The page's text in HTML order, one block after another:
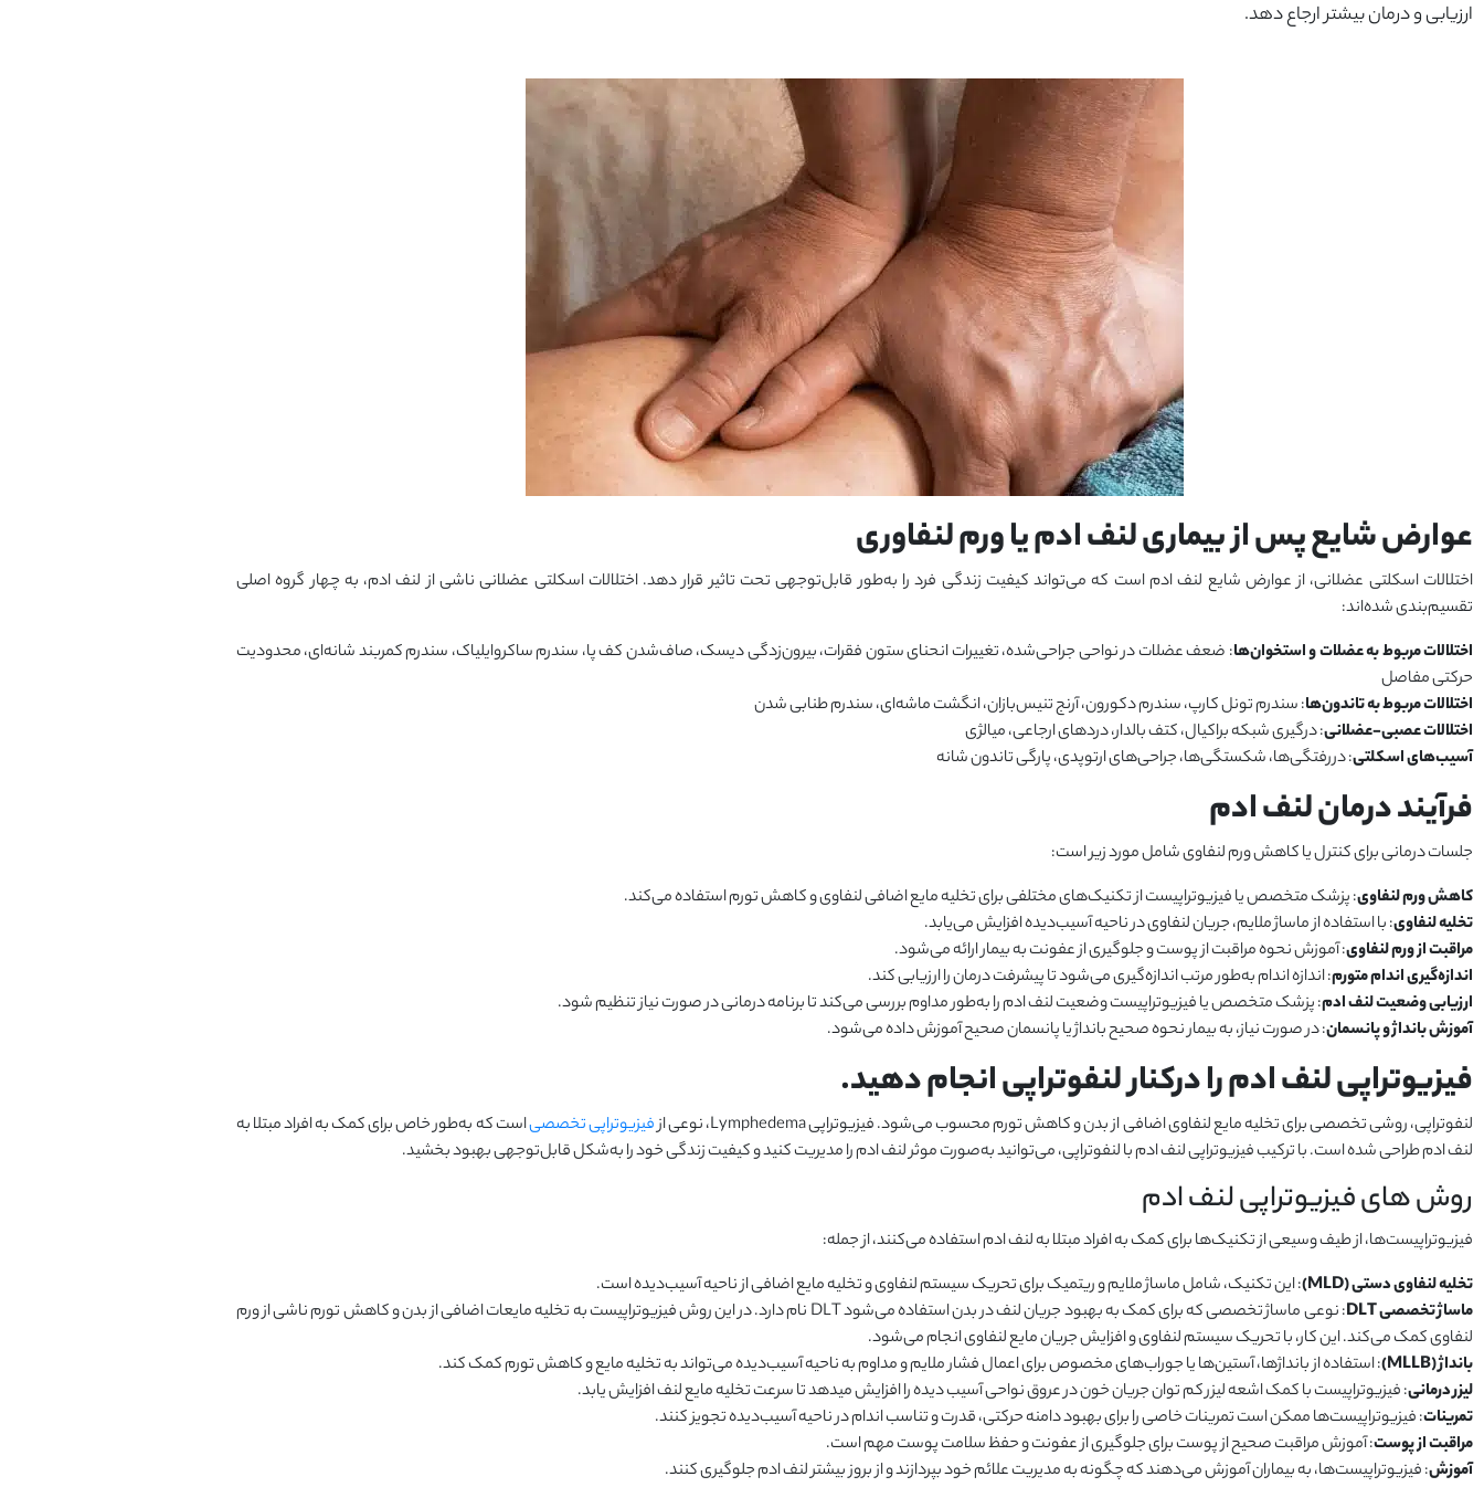
ارزیابی و درمان بیشتر ارجاع دهد.
عوارض شایع پس از بیماری لنف ادم یا ورم لنفاوری
اختلالات اسکلتی عضلانی، از عوارض شایع لنف ادم است که می‌تواند کیفیت زندگی فرد را به‌طور قابل‌توجهی تحت تاثیر قرار دهد. اختلالات اسکلتی عضلانی ناشی از لنف ادم، به چهار گروه اصلی
تقسیم‌بندی شده‌اند:
اختلالات مربوط به عضلات و استخوان‌ها: ضعف عضلات در نواحی جراحی‌شده، تغییرات انحنای ستون فقرات، بیرون‌زدگی دیسک، صاف‌شدن کف پا، سندرم ساکروایلیاک، سندرم کمربند شانه‌ای، محدودیت
حرکتی مفاصل
اختلالات مربوط به تاندون‌ها: سندرم تونل کارپ، سندرم دکورون، آرنج تنیس‌بازان، انگشت ماشه‌ای، سندرم طنابی شدن
اختلالات عصبی-عضلانی: درگیری شبکه براکیال، کتف بالدار، دردهای ارجاعی، میالژی
آسیب‌های اسکلتی: دررفتگی‌ها، شکستگی‌ها، جراحی‌های ارتوپدی، پارگی تاندون شانه
فرآیند درمان لنف ادم
جلسات درمانی برای کنترل یا کاهش ورم لنفاوی شامل مورد زیر است:
کاهش ورم لنفاوی: پزشک متخصص یا فیزیوتراپیست از تکنیک‌های مختلفی برای تخلیه مایع اضافی لنفاوی و کاهش تورم استفاده می‌کند.
تخلیه لنفاوی: با استفاده از ماساژ ملایم، جریان لنفاوی در ناحیه آسیب‌دیده افزایش می‌یابد.
مراقبت از ورم لنفاوی: آموزش نحوه مراقبت از پوست و جلوگیری از عفونت به بیمار ارائه می‌شود.
اندازه‌گیری اندام متورم: اندازه اندام به‌طور مرتب اندازه‌گیری می‌شود تا پیشرفت درمان را ارزیابی کند.
ارزیابی وضعیت لنف ادم: پزشک متخصص یا فیزیوتراپیست وضعیت لنف ادم را به‌طور مداوم بررسی می‌کند تا برنامه درمانی در صورت نیاز تنظیم شود.
آموزش بانداژ و پانسمان: در صورت نیاز، به بیمار نحوه صحیح بانداژ یا پانسمان صحیح آموزش داده می‌شود.
فیزیوتراپی لنف ادم را درکنار لنفوتراپی انجام دهید.
لنفوتراپی، روشی تخصصی برای تخلیه مایع لنفاوی اضافی از بدن و کاهش تورم محسوب می‌شود. فیزیوتراپی Lymphedema، نوعی از فیزیوتراپی تخصصیاست که به‌طور خاص برای کمک به افراد مبتلا به
لنف ادم طراحی شده است. با ترکیب فیزیوتراپی لنف ادم با لنفوتراپی، می‌توانید به‌صورت موثر لنف ادم را مدیریت کنید و کیفیت زندگی خود را به‌شکل قابل‌توجهی بهبود بخشید.
روش های فیزیوتراپی لنف ادم
فیزیوتراپیست‌ها، از طیف وسیعی از تکنیک‌ها برای کمک به افراد مبتلا به لنف ادم استفاده می‌کنند، از جمله:
تخلیه لنفاوی دستی (MLD
): این تکنیک، شامل ماساژ ملایم و ریتمیک برای تحریک سیستم لنفاوی و تخلیه مایع اضافی از ناحیه آسیب‌دیده است.
ماساژ تخصصیDLT
: نوعی ماساژ تخصصی که برای کمک به بهبود جریان لنف در بدن استفاده می‌شود DLT نام دارد. در این روش فیزیوتراپیست به تخلیه مایعات اضافی از بدن و کاهش تورم ناشی از ورم
لنفاوی کمک می‌کند. این کار، با تحریک سیستم لنفاوی و افزایش جریان مایع لنفاوی انجام می‌شود.
بانداژ (MLLB
): استفاده از بانداژها، آستین‌ها یا جوراب‌های مخصوص برای اعمال فشار ملایم و مداوم به ناحیه آسیب‌دیده می‌تواند به تخلیه مایع و کاهش تورم کمک کند.
لیزر درمانی: فیزیوتراپیست با کمک اشعه لیزر کم توان جریان خون در عروق نواحی آسیب دیده را افزایش میدهد تا سرعت تخلیه مایع لنف افزایش یابد.
تمرینات: فیزیوتراپیست‌ها ممکن است تمرینات خاصی را برای بهبود دامنه حرکتی، قدرت و تناسب اندام در ناحیه آسیب‌دیده تجویز کنند.
مراقبت از پوست: آموزش مراقبت صحیح از پوست برای جلوگیری از عفونت و حفظ سلامت پوست مهم است.
آموزش: فیزیوتراپیست‌ها، به بیماران آموزش می‌دهند که چگونه به مدیریت علائم خود بپردازند و از بروز بیشتر لنف ادم جلوگیری کنند.